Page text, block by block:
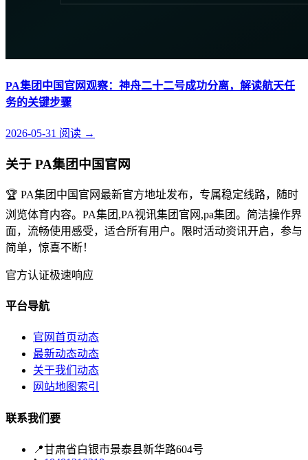
PA集团中国官网观察：神舟二十二号成功分离，解读航天任
务的关键步骤
2026-05-31 阅读 →
关于 PA集团中国官网
🏆 PA集团中国官网最新官方地址发布，专属稳定线路，随时
浏览体育内容。PA集团,PA视讯集团官网,pa集团。简洁操作界
面，流畅使用感受，适合所有用户。限时活动资讯开启，参与
简单，惊喜不断！
官方认证极速响应
平台导航
官网首页动态
最新动态动态
关于我们动态
网站地图索引
联系我们要
📍甘肃省白银市景泰县新华路604号